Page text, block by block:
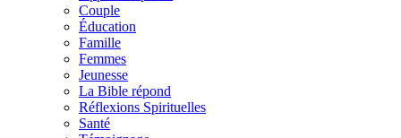
Couple
Éducation
Famille
Femmes
Jeunesse
La Bible répond
Réflexions Spirituelles
Santé